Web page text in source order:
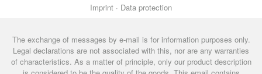
Imprint · Data protection
The exchange of messages by e-mail is for information purposes only.
Legal declarations are not associated with this, nor are any warranties
of characteristics. As a matter of principle, only our product description